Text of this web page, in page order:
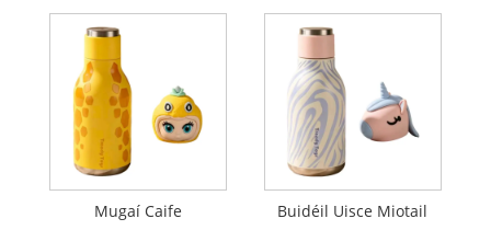
Mugaí Caife Buidéil Uisce Miotail